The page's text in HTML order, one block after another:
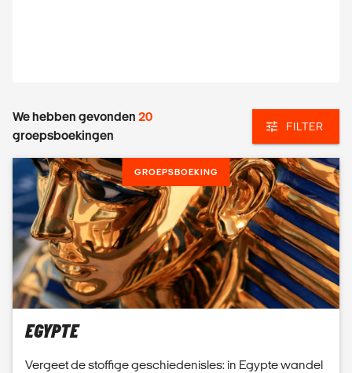
We hebben gevonden 20
groepsboekingen
FILTER
GROEPSBOEKING
EGYPTE
Vergeet de stoffige geschiedenisles: in Egypte wandel